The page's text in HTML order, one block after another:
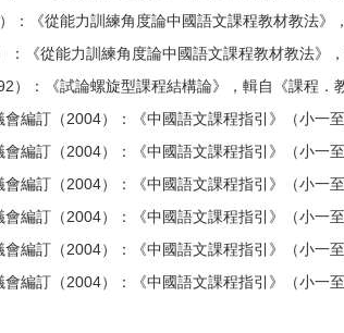
：《從能力訓練角度論中國語文課程教材教法》
：《從能力訓練角度論中國語文課程教材教法》
）：《試論螺旋型課程結構論》，輯自《課程．
編訂（2004）：《中國語文課程指引》（小一
編訂（2004）：《中國語文課程指引》（小一
編訂（2004）：《中國語文課程指引》（小一
編訂（2004）：《中國語文課程指引》（小一
編訂（2004）：《中國語文課程指引》（小一
編訂（2004）：《中國語文課程指引》（小一